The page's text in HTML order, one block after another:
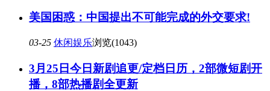
美国困惑：中国提出不可能完成的外交要求!
03-25 休闲娱乐浏览(1043)
3月25日今日新剧追更/定档日历，2部微短剧开
播，8部热播剧全更新